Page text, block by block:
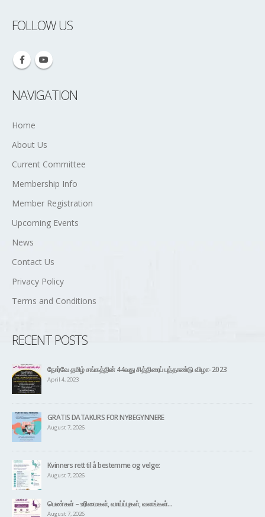
FOLLOW US
NAVIGATION
Home
About Us
Current Committee
Membership Info
Member Registration
Upcoming Events
News
Contact Us
Privacy Policy
Terms and Conditions
RECENT POSTS
நோர்வே தமிழ் சங்கத்தின் 44வது சித்திரைப் புத்தாண்டு விழா- 2023
April 4, 2023
GRATIS DATAKURS FOR NYBEGYNNERE
August 7, 2026
Kvinners rett til å bestemme og velge:
August 7, 2026
பெண்கள் – உரிமைகள், வாய்ப்புகள், வளங்கள்…
August 7, 2026